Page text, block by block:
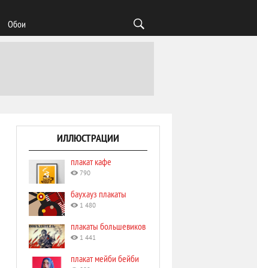
Обои
ИЛЛЮСТРАЦИИ
плакат кафе
790
баухауз плакаты
1 480
плакаты большевиков
1 441
плакат мейби бейби